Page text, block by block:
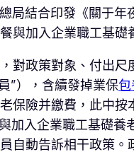
結合印發《關于
加入企業職工基礎
對政策對象、付出
”），含續發掉業保包
保險并繳費，此中
加入企業職工基礎
自動告訴相干政策